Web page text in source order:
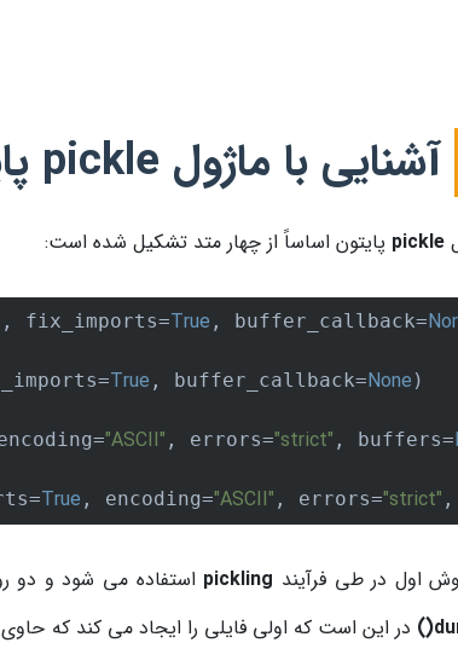
آشنایی با ماژول pickle پایتون
pickle پایتون اساساً از چهار متد تشکیل شده است:
fix_imports=True , buffer_callback=
True , buffer_callback=None )
"ASCII" , errors="strict" , buffers=
True , encoding="ASCII" , errors="strict" ,
اول در طی فرآیند pickling استفاده می شود و دو
در این است که اولی فایلی را ایجاد می کند که